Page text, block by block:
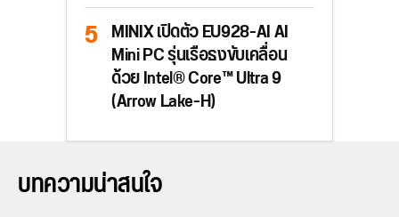
MINIX เปิดตัว EU928-AI AI
Mini PC รุ่นเรือธงขับเคลื่อน
ด้วย Intel® Core™ Ultra 9
(Arrow Lake-H)
บทความน่าสนใจ